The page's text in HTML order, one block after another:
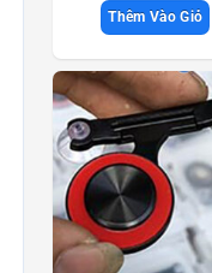
Thêm Vào Giỏ